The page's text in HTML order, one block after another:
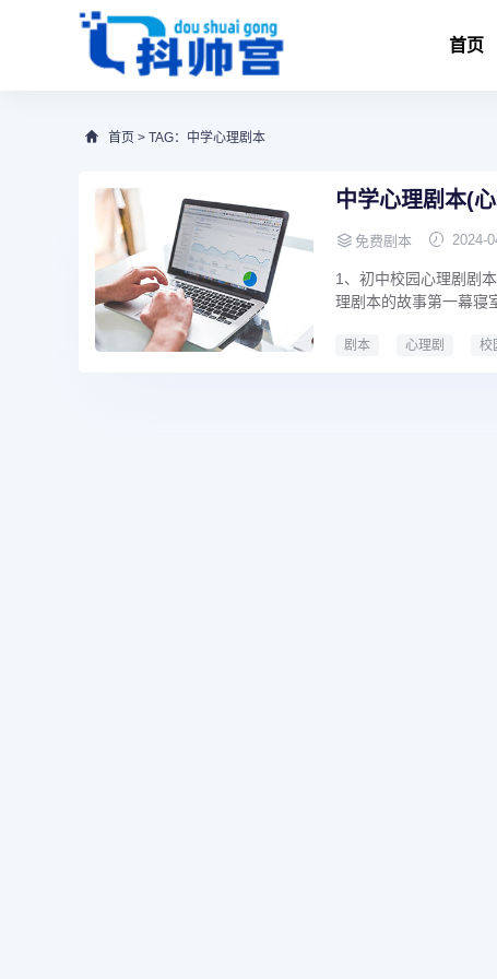
首页
首页 > TAG：中学心理剧本
中学心理剧本(
免费剧本 2024-
1、初中校园心理剧剧
理剧本的故事第一幕寝
剧本 心理剧 校